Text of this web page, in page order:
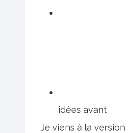
idées avant
Je viens à la